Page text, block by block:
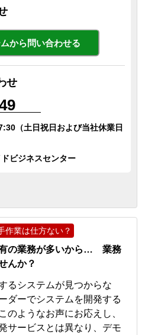
から問い合わせる
せ
（土日祝日および当社休業日
ビジネスセンター
作業は仕方ない？
の業務が多いから… 業務
んか？
るシステムが見つからな
ダーでシステムを開発する
のようなお声にお応えし、
サービスとは異なり、デモ